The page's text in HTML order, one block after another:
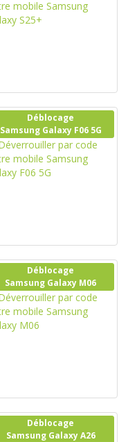
Déblocage
Samsung Galaxy F06 5G
Déblocage
Samsung Galaxy M06
Déblocage
Samsung Galaxy A26